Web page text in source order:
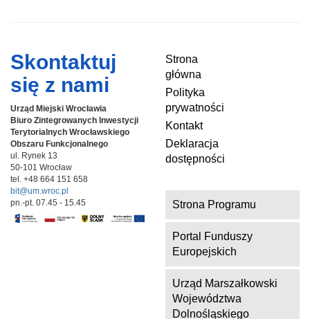
Skontaktuj
się z nami
Urząd Miejski Wrocławia
Biuro Zintegrowanych Inwestycji
Terytorialnych Wrocławskiego
Obszaru Funkcjonalnego
ul. Rynek 13
50-101 Wrocław
tel. +48 664 151 658
bit@um.wroc.pl
pn.-pt. 07.45 - 15.45
Strona
główna
Polityka
prywatności
Kontakt
Deklaracja
dostępności
Strona Programu
Portal Funduszy
Europejskich
Urząd Marszałkowski
Województwa
Dolnośląskiego